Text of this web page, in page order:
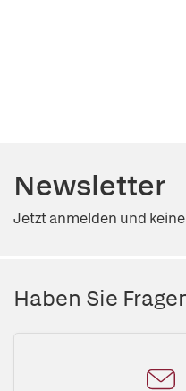
Newsletter
Jetzt anmelden und
Haben Sie